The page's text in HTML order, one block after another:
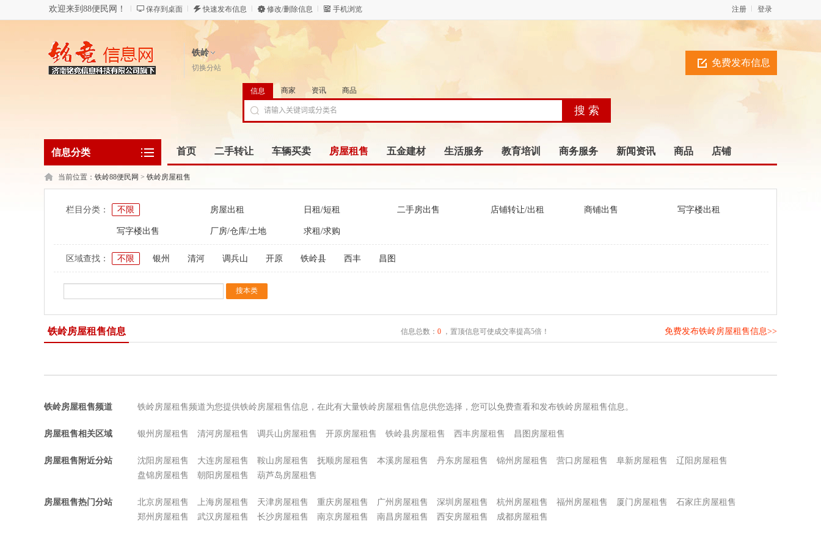
欢迎来到88便民网！ 保存到桌面 快速发布信息 修改/删除信息 手机浏览 登录
注册
铁岭
切换分站 免费发布信息
信息 商家 资讯 商品
信息分类 首页 二手转让 车辆买卖 房屋租售 五金建材 生活服务 教育培训 商务服务 新闻资讯 商品 店铺
当前位置： 铁岭88便民网 > 铁岭房屋租售
栏目分类： 不限 房屋出租 日租/短租 二手房出售 店铺转让/出租 商铺出售 写字楼出租
写字楼出售 厂房/仓库/土地 求租/求购
区域查找： 不限 银州 清河 调兵山 开原 铁岭县 西丰 昌图
铁岭房屋租售信息 信息总数： 0，置顶信息可使成交率提高5倍！ 免费发布铁岭房屋租售信息>>
铁岭房屋租售频道 铁岭房屋租售频道为您提供铁岭房屋租售信息，在此有大量铁岭房屋租售信息供您选择，您可以免费查看和发布铁岭房屋租售信息。
房屋租售相关区域 银州房屋租售 清河房屋租售 调兵山房屋租售 开原房屋租售 铁岭县房屋租售 西丰房屋租售 昌图房屋租售
房屋租售附近分站 沈阳房屋租售 大连房屋租售 鞍山房屋租售 抚顺房屋租售 本溪房屋租售 丹东房屋租售 锦州房屋租售 营口房屋租售 阜新房屋租售
辽阳房屋租售
盘锦房屋租售
朝阳房屋租售 葫芦岛房屋租售
房屋租售热门分站 北京房屋租售 上海房屋租售 天津房屋租售 重庆房屋租售 广州房屋租售 深圳房屋租售 杭州房屋租售 福州房屋租售 厦门房屋租售
石家庄房屋租售
郑州房屋租售
武汉房屋租售 长沙房屋租售 南京房屋租售 南昌房屋租售 西安房屋租售 成都房屋租售